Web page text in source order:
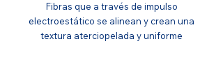
Fibras que a través de impulso
electroestático se alinean y crean una
textura aterciopelada y uniforme